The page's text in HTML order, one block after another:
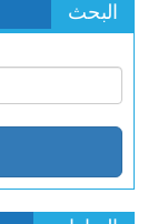
البحث